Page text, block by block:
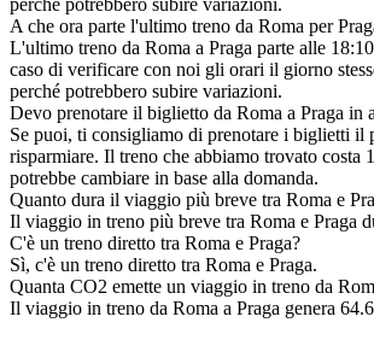
perché potrebbero subire variazioni.
A che ora parte l'ultimo treno da Roma per
L'ultimo treno da Roma a Praga parte alle
caso di verificare con noi gli orari il giorno
perché potrebbero subire variazioni.
Devo prenotare il biglietto da Roma a Praga in
Se puoi, ti consigliamo di prenotare i biglietti il
risparmiare. Il treno che abbiamo trovato costa
potrebbe cambiare in base alla domanda.
Quanto dura il viaggio più breve tra Roma e
Il viaggio in treno più breve tra Roma e Praga
C'è un treno diretto tra Roma e Praga?
Sì, c'è un treno diretto tra Roma e Praga.
Quanta CO2 emette un viaggio in treno da
Il viaggio in treno da Roma a Praga genera